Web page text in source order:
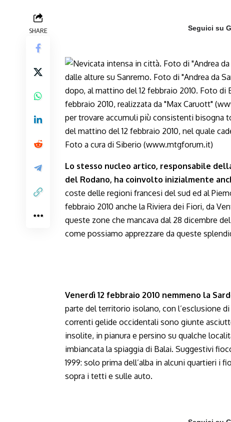
SHARE Seguici su
Lo stesso nucleo artico, responsabile
del Rodano, ha coinvolto inizialmente
coste delle regioni francesi del sud ed al
febbraio 2010 anche la Riviera dei Fiori, da
queste zone che mancava dal 28 dicembre
come possiamo apprezzare da queste
Venerdì 12 febbraio 2010 nemmeno la
parte del territorio isolano, con l’esclusione
correnti gelide occidentali sono giunte
insolite, in pianura e persino su qualche
imbiancata la spiaggia di Balai. Suggestivi
1999: solo prima dell’alba in alcuni quartieri i
sopra i tetti e sulle auto.